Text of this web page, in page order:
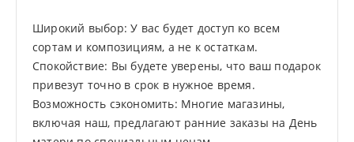
Широкий выбор: У вас будет доступ ко всем
сортам и композициям, а не к остаткам.
Спокойствие: Вы будете уверены, что ваш подарок
привезут точно в срок в нужное время.
Возможность сэкономить: Многие магазины,
включая наш, предлагают ранние заказы на День